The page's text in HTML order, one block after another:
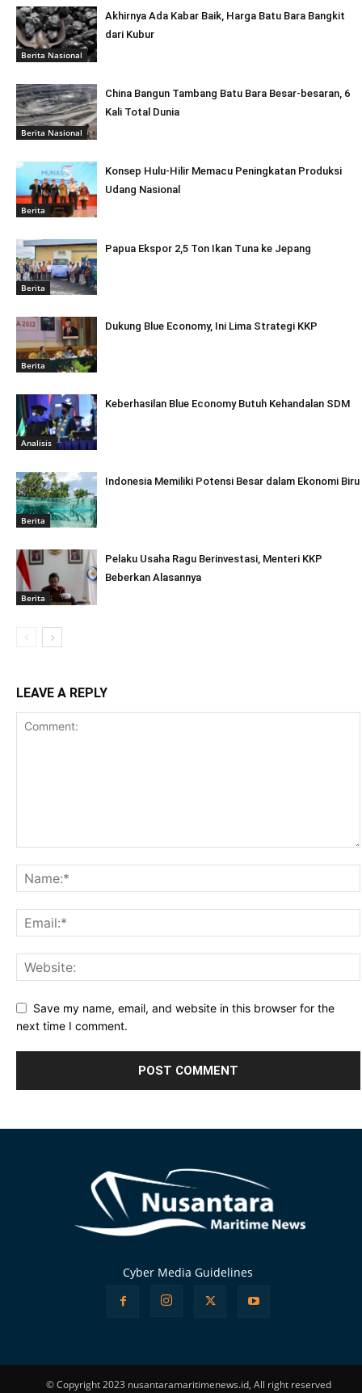
Berita Nasional
Akhirnya Ada Kabar Baik, Harga Batu Bara Bangkit
dari Kubur
Berita Nasional
China Bangun Tambang Batu Bara Besar-besaran, 6
Kali Total Dunia
Berita
Konsep Hulu-Hilir Memacu Peningkatan Produksi
Udang Nasional
Berita
Papua Ekspor 2,5 Ton Ikan Tuna ke Jepang
Berita
Dukung Blue Economy, Ini Lima Strategi KKP
Analisis
Keberhasilan Blue Economy Butuh Kehandalan SDM
Berita
Indonesia Memiliki Potensi Besar dalam Ekonomi Biru
Berita
Pelaku Usaha Ragu Berinvestasi, Menteri KKP
Beberkan Alasannya
LEAVE A REPLY
Save my name, email, and website in this browser for the
next time I comment.
Cyber Media Guidelines
© Copyright 2023 nusantaramaritimenews.id, All right reserved